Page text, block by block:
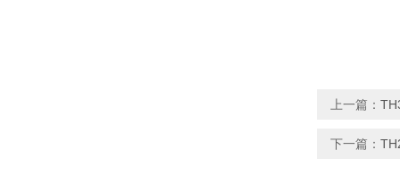
上一篇：
下一篇：